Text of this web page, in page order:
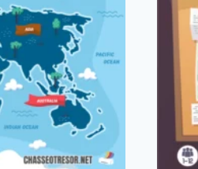
options
peuvent
être
choisies
sur
la
page
du